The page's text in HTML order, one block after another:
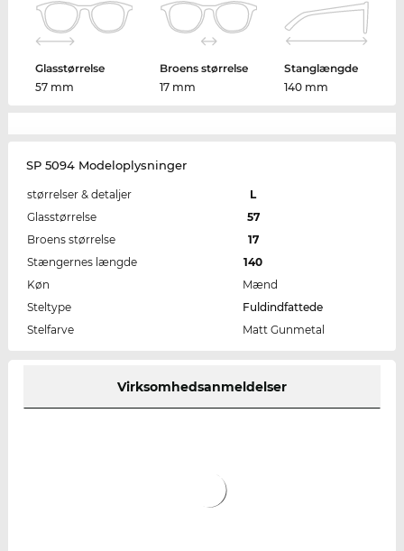
Glasstørrelse
57 mm
Broens størrelse
17 mm
Stanglængde
140 mm
SP 5094 Modeloplysninger
størrelser & detaljer
L
Glasstørrelse
57
Broens størrelse
17
Stængernes længde
140
Køn
Mænd
Steltype
Fuldindfattede
Stelfarve
Matt Gunmetal
Virksomhedsanmeldelser